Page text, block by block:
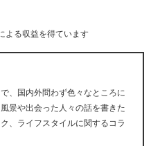
よる収益を得ています
、国内外問わず色々なところに
景や出会った人々の話を書きた
、ライフスタイルに関するコラ